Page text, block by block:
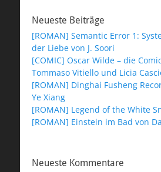
Neueste Beiträge
[ROMAN] Semantic Error 1:
der Liebe von J. Soori
[COMIC] Oscar Wilde – die
Tommaso Vitiello und Licia
[ROMAN] Dinghai Fusheng
Ye Xiang
[ROMAN] Legend of the White
[ROMAN] Einstein im Bad von
Neueste Kommentare